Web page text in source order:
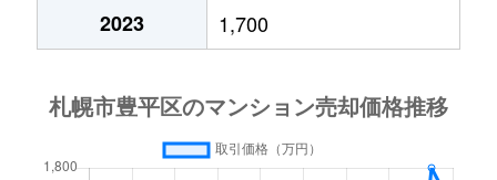
月寒西５条
1,600万円
月寒東１条
2,300万円 月寒中央
徒歩
2,100万円 月寒中央
2023
1,700